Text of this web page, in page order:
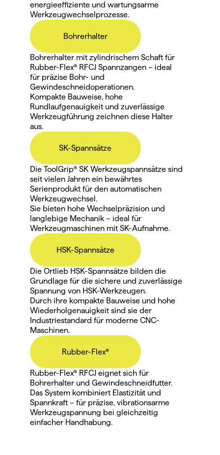
energieeffiziente und wartungsarme
Werkzeugwechselprozesse.
Bohrerhalter
Bohrerhalter mit zylindrischem Schaft für
Rubber-Flex® RFCJ Spannzangen – ideal
für präzise Bohr- und
Gewindeschneidoperationen.
Kompakte Bauweise, hohe
Rundlaufgenauigkeit und zuverlässige
Werkzeugführung zeichnen diese Halter
aus.
SK-Spannsätze
Die ToolGrip® SK Werkzeugspannsätze sind
seit vielen Jahren ein bewährtes
Serienprodukt für den automatischen
Werkzeugwechsel.
Sie bieten hohe Wechselpräzision und
langlebige Mechanik – ideal für
Werkzeugmaschinen mit SK-Aufnahme.
HSK-Spannsätze
Die Ortlieb HSK-Spannsätze bilden die
Grundlage für die sichere und zuverlässige
Spannung von HSK-Werkzeugen.
Durch ihre kompakte Bauweise und hohe
Wiederholgenauigkeit sind sie der
Industriestandard für moderne CNC-
Maschinen.
Rubber-Flex®
Rubber-Flex® RFCJ eignet sich für
Bohrerhalter und Gewindeschneidfutter.
Das System kombiniert Elastizität und
Spannkraft – für präzise, vibrationsarme
Werkzeugspannung bei gleichzeitig
einfacher Handhabung.